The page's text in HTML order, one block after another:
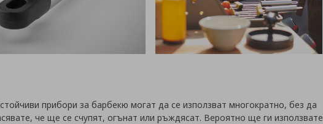
прибори за барбекю могат да се използват многократно, без да
че ще се счупят, огънат или ръждясат. Вероятно ще ги използвате